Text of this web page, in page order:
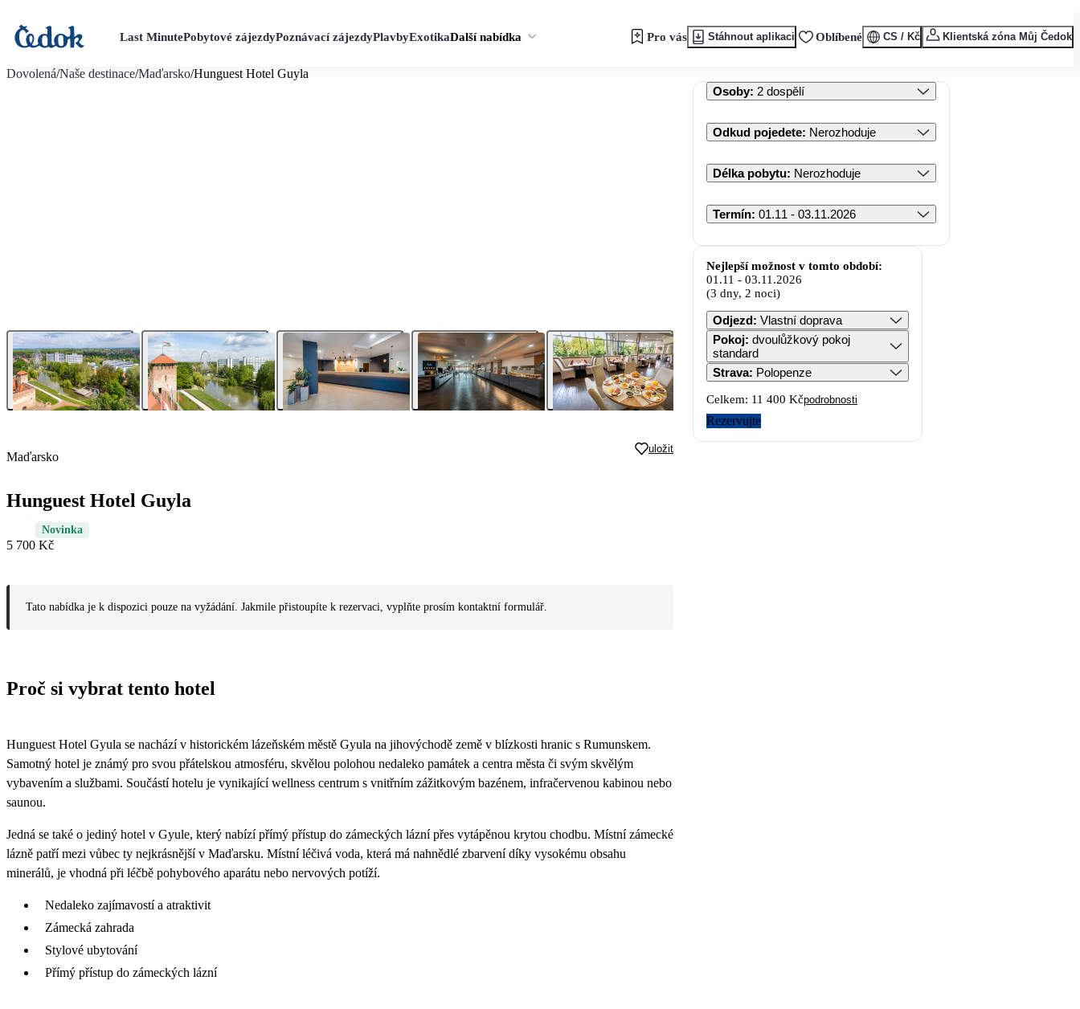
Last MinutePobytové zájezdyPoznávací zájezdyPlavbyExotikaDalší nabídka Pro vás Stáhnout aplikaci Oblíbené CS / Kč Klientská zóna Můj Čedok
Dovolená/Naše destinace/Maďarsko/Hunguest Hotel Guyla
Maďarsko
uložit
Hunguest Hotel Guyla
Novinka
5 700 Kč
Tato nabídka je k dispozici pouze na vyžádání. Jakmile přistoupíte k rezervaci, vyplňte prosím kontaktní formulář.
Proč si vybrat tento hotel
Hunguest Hotel Gyula se nachází v historickém lázeňském městě Gyula na jihovýchodě země v blízkosti hranic s Rumunskem.
Samotný hotel je známý pro svou přátelskou atmosféru, skvělou polohou nedaleko památek a centra města či svým skvělým
vybavením a službami. Součástí hotelu je vynikající wellness centrum s vnitřním zážitkovým bazénem, infračervenou kabinou nebo
saunou.
Jedná se také o jediný hotel v Gyule, který nabízí přímý přístup do zámeckých lázní přes vytápěnou krytou chodbu. Místní zámecké
lázně patří mezi vůbec ty nejkrásnější v Maďarsku. Místní léčivá voda, která má nahnědlé zbarvení díky vysokému obsahu
minerálů, je vhodná při léčbě pohybového aparátu nebo nervových potíží.
Nedaleko zajímavostí a atraktivit
Zámecká zahrada
Stylové ubytování
Přímý přístup do zámeckých lázní
Osoby: 2 dospělí
Odkud pojedete: Nerozhoduje
Délka pobytu: Nerozhoduje
Termín: 01.11 - 03.11.2026
Nejlepší možnost v tomto období:
01.11 - 03.11.2026
(3 dny, 2 noci)
Odjezd: Vlastní doprava
Pokoj: dvoulůžkový pokoj
standard
Strava: Polopenze
Celkem: 11 400 Kčpodrobnosti
Rezervujte